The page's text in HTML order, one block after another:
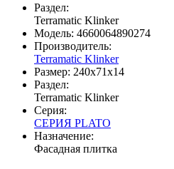
Раздел:
Terramatic Klinker
Модель: 4660064890274
Производитель:
Terramatic Klinker
Размер: 240х71х14
Раздел:
Terramatic Klinker
Серия:
СЕРИЯ PLATO
Назначение:
Фасадная плитка